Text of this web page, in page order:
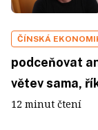
ČÍNSKÁ
podceňovat
větev sama,
12 minut čtení